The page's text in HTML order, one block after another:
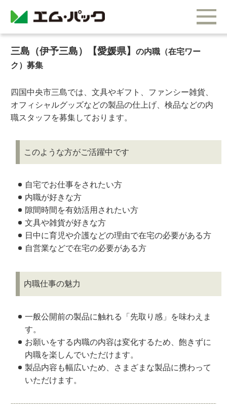
三島（伊予三島）【愛媛県】
の内職（在宅ワー
ク）募集
四国中央市三島では、文具やギフト、ファンシー雑貨、
オフィシャルグッズなどの製品の仕上げ、検品などの内
職スタッフを募集しております。
このような方がご活躍中です
自宅でお仕事をされたい方
内職が好きな方
隙間時間を有効活用されたい方
文具や雑貨が好きな方
日中に育児や介護などの理由で在宅の必要がある方
自営業などで在宅の必要がある方
内職仕事の魅力
一般公開前の製品に触れる「先取り感」を味わえま
す。
お願いをする内職の内容は変化するため、飽きずに
内職を楽しんでいただけます。
製品内容も幅広いため、さまざまな製品に携わって
いただけます。